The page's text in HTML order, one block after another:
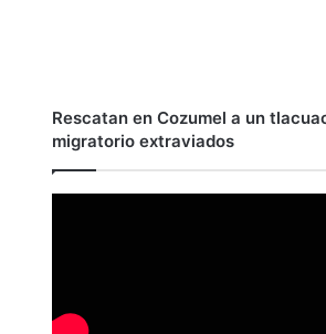
Rescatan en Cozumel a un
migratorio extraviados